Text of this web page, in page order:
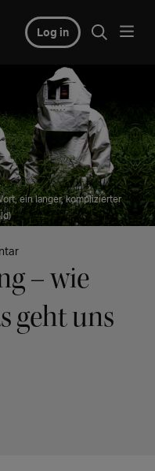
Log in
ein langer, komplizierter
– wie
geht uns